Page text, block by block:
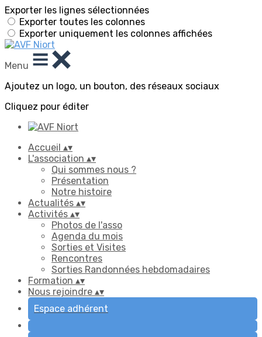
Exporter les lignes sélectionnées
Exporter toutes les colonnes
Exporter uniquement les colonnes affichées
Menu
Ajoutez un logo, un bouton, des réseaux sociaux
Cliquez pour éditer
Accueil ▴▾
L'association ▴▾
Qui sommes nous ?
Présentation
Notre histoire
Actualités ▴▾
Activités ▴▾
Photos de l'asso
Agenda du mois
Sorties et Visites
Rencontres
Sorties Randonnées hebdomadaires
Formation ▴▾
Nous rejoindre ▴▾
Espace adhérent